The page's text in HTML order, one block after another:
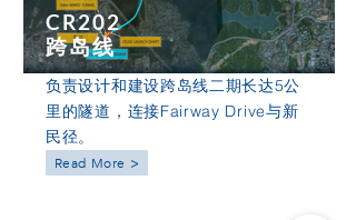
负责设计和建设跨岛线二期长达5公
里的隧道，连接Fairway Drive与新
民径。
Read More >
CR202
跨岛线